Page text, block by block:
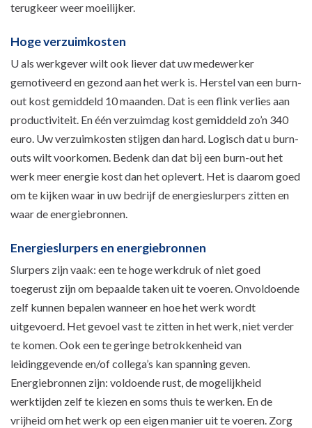
terugkeer weer moeilijker.
Hoge verzuimkosten
U als werkgever wilt ook liever dat uw medewerker
gemotiveerd en gezond aan het werk is. Herstel van een burn-
out kost gemiddeld 10 maanden. Dat is een flink verlies aan
productiviteit. En één verzuimdag kost gemiddeld zo’n 340
euro. Uw verzuimkosten stijgen dan hard. Logisch dat u burn-
outs wilt voorkomen. Bedenk dan dat bij een burn-out het
werk meer energie kost dan het oplevert. Het is daarom goed
om te kijken waar in uw bedrijf de energieslurpers zitten en
waar de energiebronnen.
Energieslurpers en energiebronnen
Slurpers zijn vaak: een te hoge werkdruk of niet goed
toegerust zijn om bepaalde taken uit te voeren. Onvoldoende
zelf kunnen bepalen wanneer en hoe het werk wordt
uitgevoerd. Het gevoel vast te zitten in het werk, niet verder
te komen. Ook een te geringe betrokkenheid van
leidinggevende en/of collega’s kan spanning geven.
Energiebronnen zijn: voldoende rust, de mogelijkheid
werktijden zelf te kiezen en soms thuis te werken. En de
vrijheid om het werk op een eigen manier uit te voeren. Zorg